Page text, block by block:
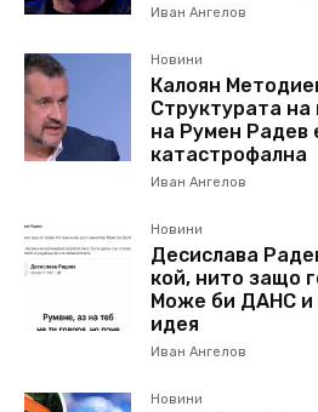
Иван Ангелов
Новини
Калоян
Структурата на
на Румен Радев
катастрофална
Иван Ангелов
Новини
Десислава
кой, нито защо
Може би ДАНС и
идея
Иван Ангелов
Новини